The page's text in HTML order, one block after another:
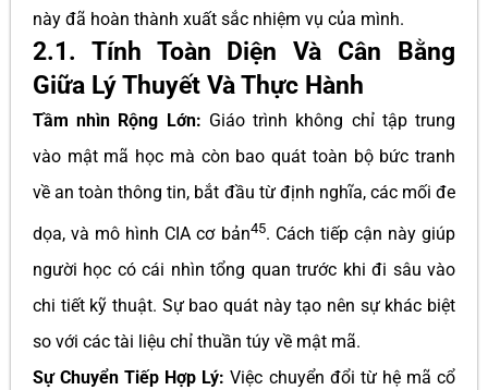
này đã hoàn thành xuất sắc nhiệm vụ của mình.
2.1. Tính Toàn Diện Và Cân Bằng
Giữa Lý Thuyết Và Thực Hành
Tầm nhìn Rộng Lớn: Giáo trình không chỉ tập trung
vào mật mã học mà còn bao quát toàn bộ bức tranh
về an toàn thông tin, bắt đầu từ định nghĩa, các mối đe
dọa, và mô hình CIA cơ bản45. Cách tiếp cận này giúp
người học có cái nhìn tổng quan trước khi đi sâu vào
chi tiết kỹ thuật. Sự bao quát này tạo nên sự khác biệt
so với các tài liệu chỉ thuần túy về mật mã.
Sự Chuyển Tiếp Hợp Lý: Việc chuyển đổi từ hệ mã cổ